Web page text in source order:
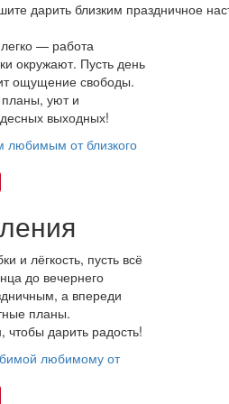
дарить близким праздничное
— работа
окружают. Пусть день
ощущение свободы.
планы, уют и
выходных!
любимым от близкого
и лёгкость, пусть всё
до вечернего
а впереди
планы.
дарить радость!
любимому от